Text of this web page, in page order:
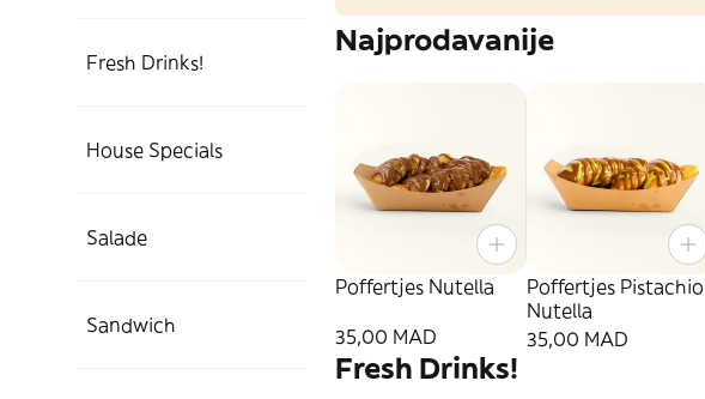
Fresh Drinks!
House Specials
Salade
Sandwich
Najprodavanije
Poffertjes Nutella
35,00 MAD
Poffertjes Pistachio
Nutella
35,00 MAD
Fresh Drinks!